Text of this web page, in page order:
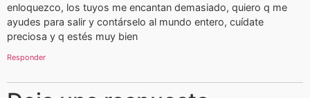
enloquezco, los tuyos me encantan demasiado, quiero q me
ayudes para salir y contárselo al mundo entero, cuídate
preciosa y q estés muy bien
Responder